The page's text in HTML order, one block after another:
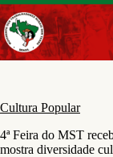
Pular
para
o
conteúdo
Cultura Popular
4ª Feira do MST
mostra diversidade